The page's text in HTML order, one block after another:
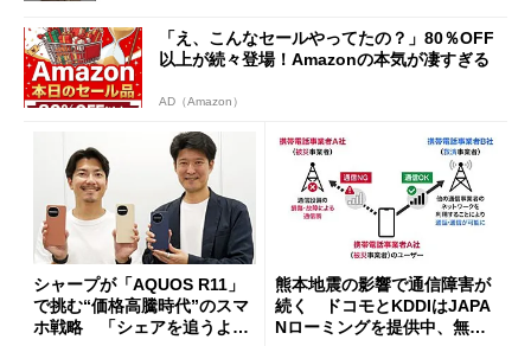
「え、こんなセールやってたの？」80％OFF
以上が続々登場！Amazonの本気が凄すぎる
AD（Amazon）
シャープが「AQUOS R11」
で挑む“価格高騰時代”のスマ
ホ戦略 「シェアを追うより
熊本地震の影響で通信障害が
続く ドコモとKDDIはJAPA
Nローミングを提供中、無料